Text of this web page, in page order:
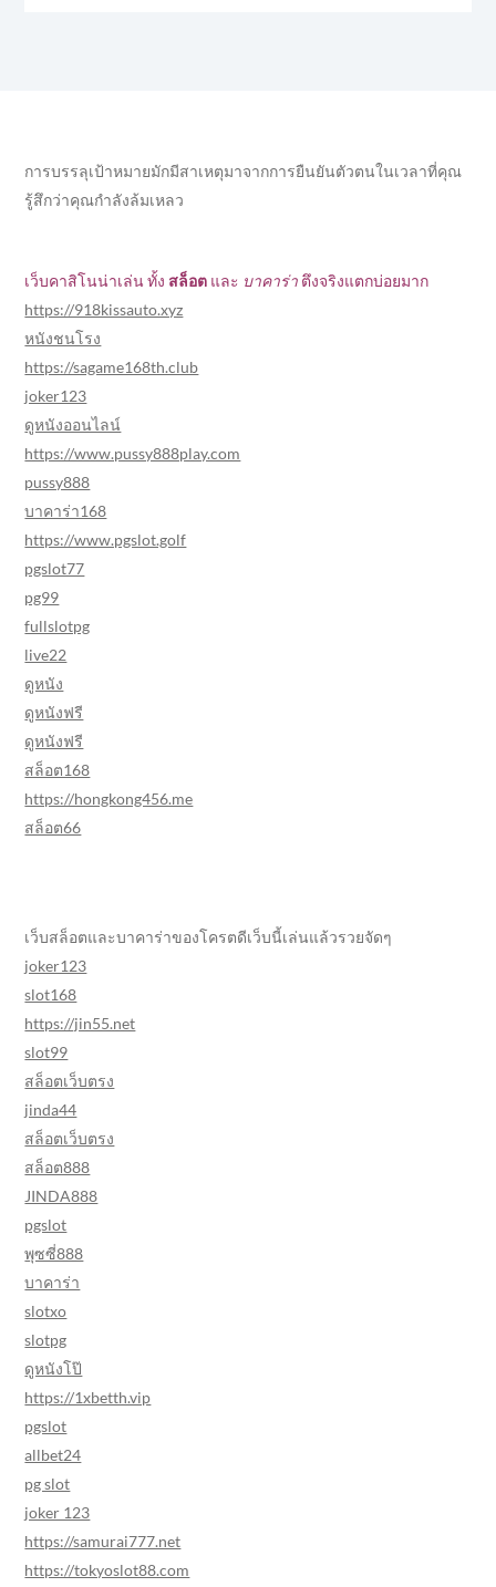
เ
รื่
อ
ง
การบรรลุเป้าหมายมักมีสาเหตุมาจากการยืนยันตัวตนในเวลาที่คุณ
รู้สึกว่าคุณกำลังล้มเหลว
เว็บคาสิโนน่าเล่น ทั้ง สล็อต และ บาคาร่า ตึงจริงแตกบ่อยมาก
https://918kissauto.xyz
หนังชนโรง
https://sagame168th.club
joker123
ดูหนังออนไลน์
https://www.pussy888play.com
pussy888
บาคาร่า168
https://www.pgslot.golf
pgslot77
pg99
fullslotpg
live22
ดูหนัง
ดูหนังฟรี
ดูหนังฟรี
สล็อต168
https://hongkong456.me
สล็อต66
เว็บสล็อตและบาคาร่าของโครตดีเว็บนี้เล่นแล้วรวยจัดๆ
joker123
slot168
https://jin55.net
slot99
สล็อตเว็บตรง
jinda44
สล็อตเว็บตรง
สล็อต888
JINDA888
pgslot
พุซซี่888
บาคาร่า
slotxo
slotpg
ดูหนังโป๊
https://1xbetth.vip
pgslot
allbet24
pg slot
joker 123
https://samurai777.net
https://tokyoslot88.com